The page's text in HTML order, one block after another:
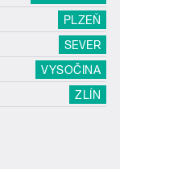
PLZEŇ
SEVER
VYSOČINA
ZLÍN